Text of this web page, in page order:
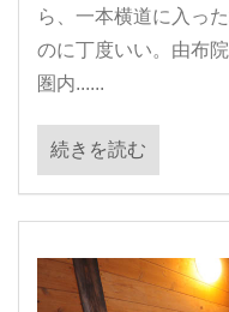
ら、一本横道に入っ
のに丁度いい。由布
圏内......
続きを読む